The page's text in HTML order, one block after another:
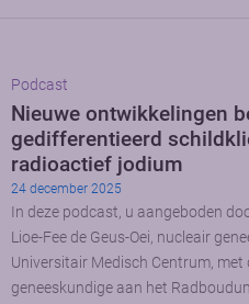
Podcast
Nieuwe ontwikkelingen
gedifferentieerd
radioactief jodium
24 december 2025
In deze podcast, u aangeboden
Lioe-Fee de Geus-Oei, nucleair
Universitair Medisch Centrum, met
geneeskundige aan het